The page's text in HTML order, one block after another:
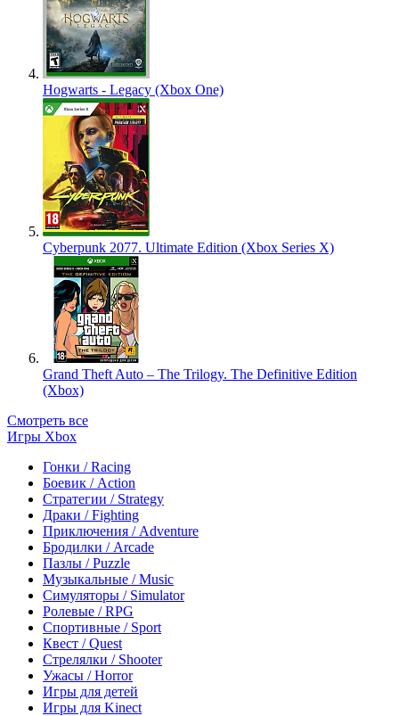
Hogwarts - Legacy (Xbox One)
Cyberpunk 2077. Ultimate Edition (Xbox Series X)
Grand Theft Auto – The Trilogy. The Definitive Edition
(Xbox)
Смотреть все
Игры Xbox
Гонки / Racing
Боевик / Action
Стратегии / Strategy
Драки / Fighting
Приключения / Adventure
Бродилки / Arcade
Пазлы / Puzzle
Музыкальные / Music
Симуляторы / Simulator
Ролевые / RPG
Спортивные / Sport
Квест / Quest
Стрелялки / Shooter
Ужасы / Horror
Игры для детей
Игры для Kinect